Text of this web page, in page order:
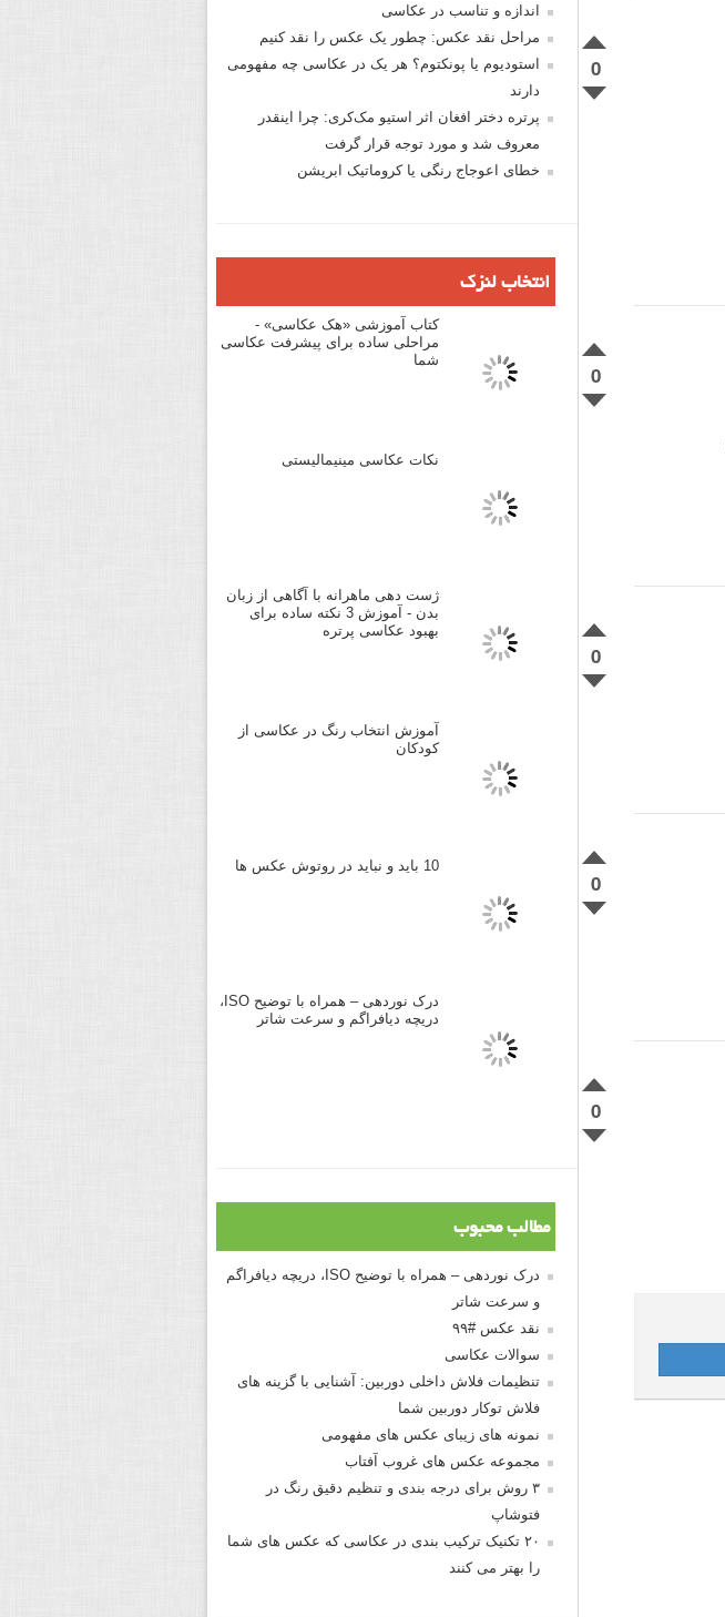
0
0
0
0
0
اندازه و تناسب در عکاسی
مراحل نقد عکس: چطور یک عکس را نقد کنیم
استودیوم یا پونکتوم؟ هر یک در عکاسی چه مفهومی
دارند
پرتره دختر افغان اثر استیو مک‌کری: چرا اینقدر
معروف شد و مورد توجه قرار گرفت
خطای اعوجاج رنگی یا کروماتیک ابریشن
انتخاب لنزک
کتاب آموزشی «هک عکاسی» -
مراحلی ساده برای پیشرفت عکاسی
شما
نکات عکاسی مینیمالیستی
ژست دهی ماهرانه با آگاهی از زبان
بدن - آموزش 3 نکته ساده برای
بهبود عکاسی پرتره
آموزش انتخاب رنگ در عکاسی از
کودکان
10 باید و نباید در روتوش عکس ها
درک نوردهی – همراه با توضیح ISO،
دریچه دیافراگم و سرعت شاتر
مطالب محبوب
درک نوردهی – همراه با توضیح ISO، دریچه دیافراگم
و سرعت شاتر
نقد عکس #۹۹
سوالات عکاسی
تنظیمات فلاش داخلی دوربین: آشنایی با گزینه های
فلاش توکار دوربین شما
نمونه های زیبای عکس های مفهومی
مجموعه عکس های غروب آفتاب
۳ روش برای درجه بندی و تنظیم دقیق رنگ در
فتوشاپ
۲۰ تکنیک ترکیب بندی در عکاسی که عکس های شما
را بهتر می کنند